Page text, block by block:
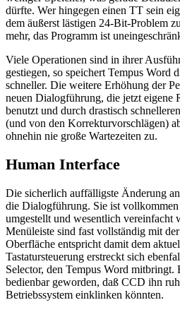
dürfte. Wer hingegen einen TT sein
dem äußerst lästigen 24-Bit-Problem
mehr, das Programm ist
Viele Operationen sind in ihrer
gestiegen, so speichert Tempus Word
schneller. Die weitere Erhöhung der
neuen Dialogführung, die jetzt eigene
benutzt und durch drastisch
(und von den Korrekturvorschlägen)
ohnehin nie große Wartezeiten zu.
Human Interface
Die sicherlich auffälligste Änderung
die Dialogführung. Sie ist
umgestellt und wesentlich vereinfacht
Menüleiste sind fast vollständig mit
Oberfläche entspricht damit dem
Tastatursteuerung erstreckt sich
Selector, den Tempus Word mitbringt.
bedienbar geworden, daß CCD ihn
Betriebssystem einklinken könnten.